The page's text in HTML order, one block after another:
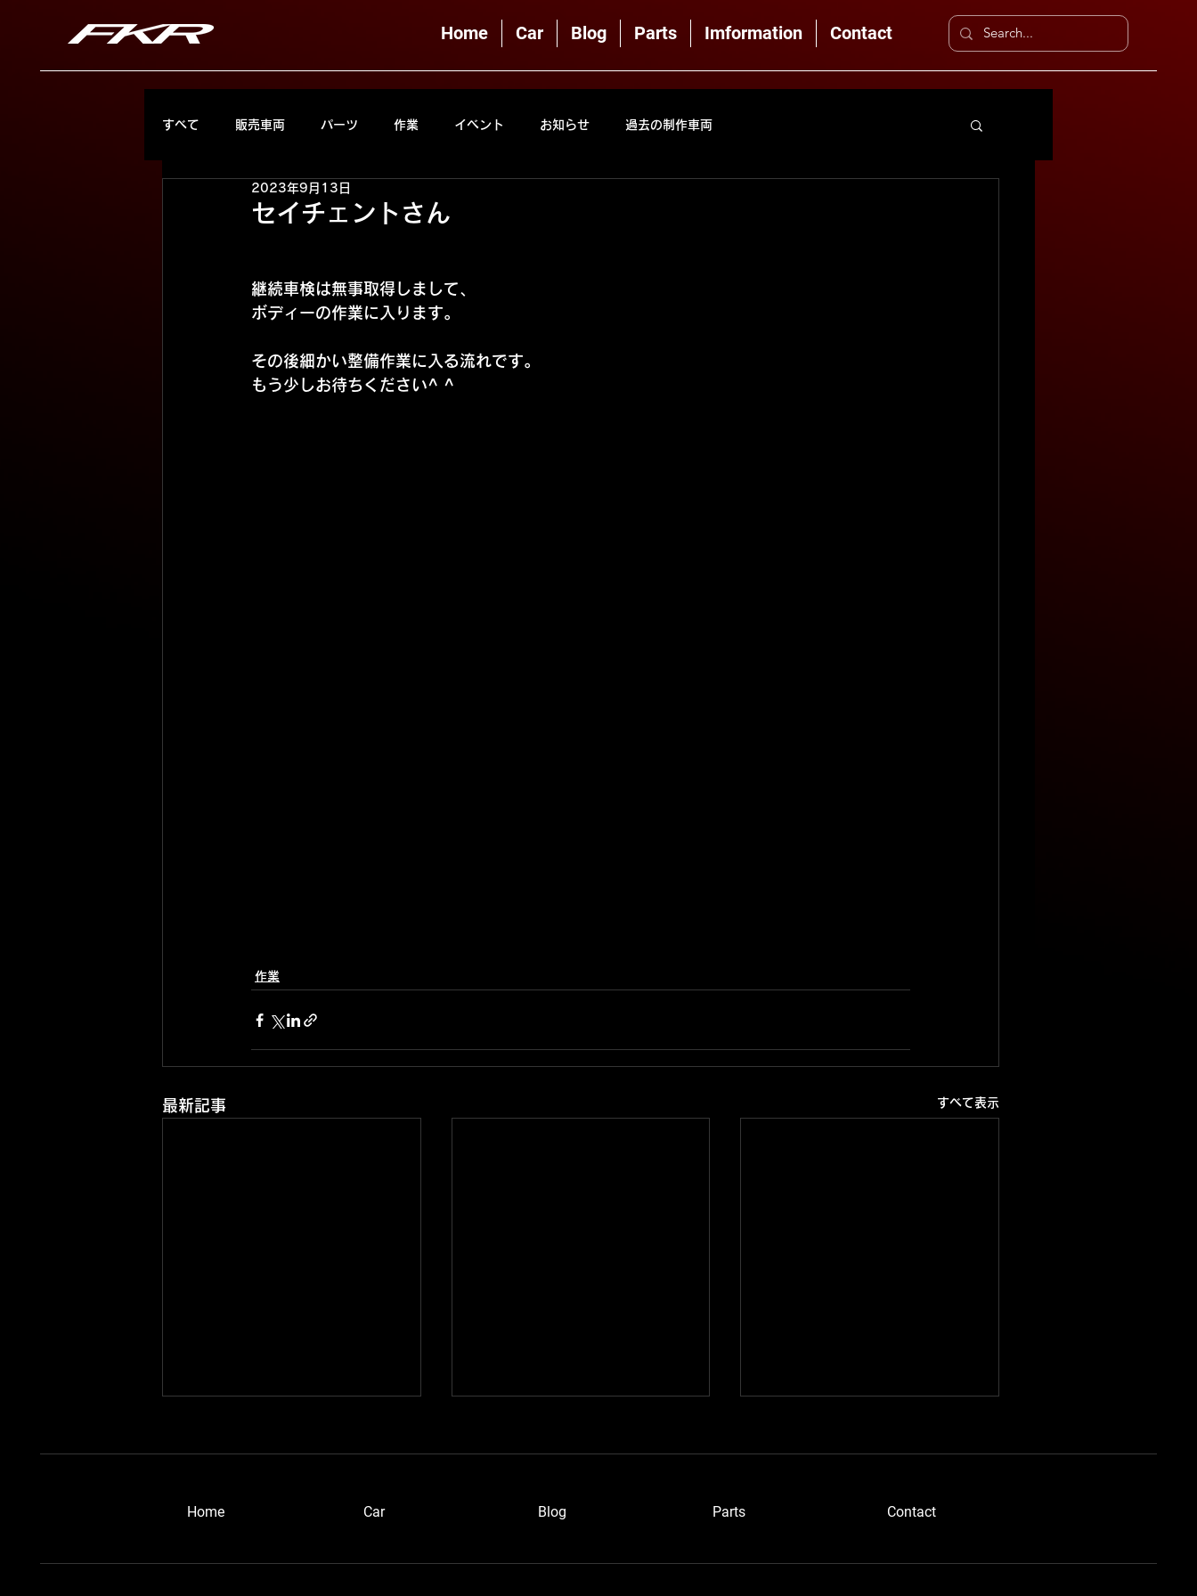
Home Car Blog Parts Imformation Contact
すべて 販売車両 パーツ 作業 イベント お知らせ 過去の制作車両
セイチェントさん
2023年9月13日
継続車検は無事取得しまして、
ボディーの作業に入ります。
その後細かい整備作業に入る流れです。
もう少しお待ちください^ ^
作業
最新記事 すべて表示
ブルーメタさん
​Home Car Blog Parts ​Contact